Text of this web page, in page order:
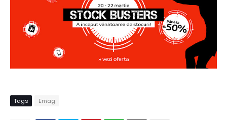
Tags Emag